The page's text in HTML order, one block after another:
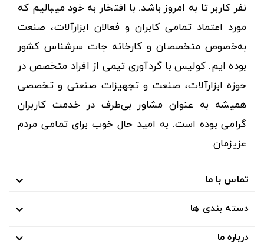
نفر کاربر تا به امروز باشد. با افتخار به خود میبالیم که
مورد اعتماد تمامی کابران و فعالان ابزارآلات، صنعت
به‌خصوص متخصصان و کارخانه جات سرشناس کشور
بوده ایم. کولیس با گردآوری تیمی از افراد متخصص در
حوزه ابزارآلات، صنعت و تجهیزات صنعتی و تخصصی
همیشه به عنوان مشاور بی‌طرف در خدمت کاربران
گرامی بوده است. به امید حال خوب برای تمامی مردم
عزیزمان.
تماس با ما 
دسته بندی ها 
درباره ما 